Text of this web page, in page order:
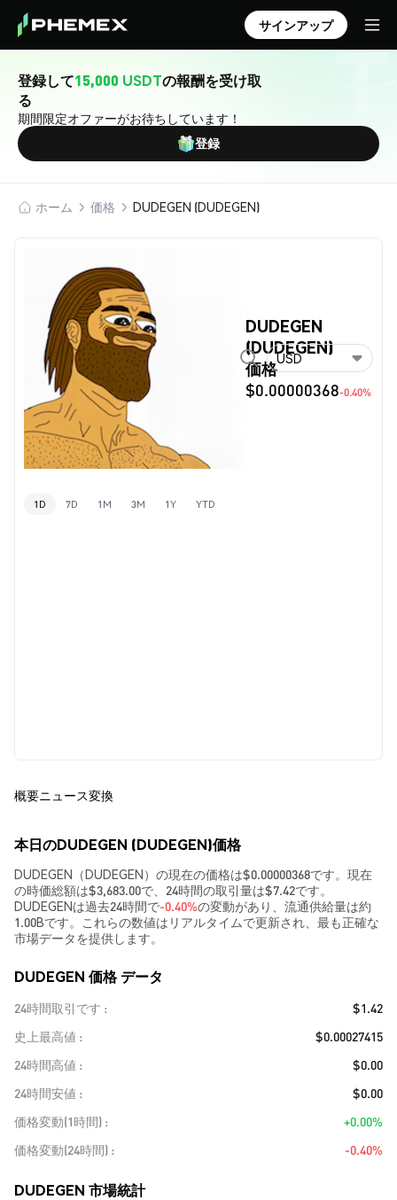
サインアップ
登録して15,000 USDTの報酬を受け取
る
期間限定オファーがお待ちしています！
登録
ホーム 価格 DUDEGEN (DUDEGEN)
DUDEGEN
(DUDEGEN)
価格
$0.00000368-0.40%
USD
1D 7D 1M 3M 1Y YTD
概要ニュース変換
本日のDUDEGEN (DUDEGEN)価格
DUDEGEN（DUDEGEN）の現在の価格は$0.00000368です。現在
の時価総額は$3,683.00で、24時間の取引量は$7.42です。
DUDEGENは過去24時間で-0.40%の変動があり、流通供給量は約
1.00Bです。これらの数値はリアルタイムで更新され、最も正確な
市場データを提供します。
DUDEGEN 価格 データ
24時間取引です
$1.42
史上最高値
$0.00027415
24時間高値
$0.00
24時間安値
$0.00
価格変動(1時間)
+0.00%
価格変動(24時間)
-0.40%
DUDEGEN 市場統計